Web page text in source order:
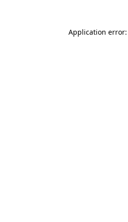
Application